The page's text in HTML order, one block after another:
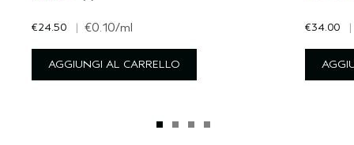
€24.50 | €0.10/ml
AGGIUNGI AL CARRELLO
€34.00 |